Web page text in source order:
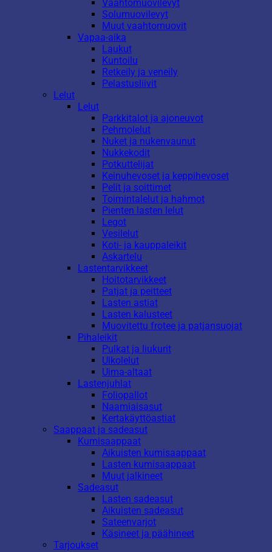
Vaahtomuovilevyt
Solumuovilevyt
Muut vaahtomuovit
Vapaa-aika
Laukut
Kuntoilu
Retkeily ja veneily
Pelastusliivit
Lelut
Lelut
Parkkitalot ja ajoneuvot
Pehmolelut
Nuket ja nukenvaunut
Nukkekodit
Potkuttelijat
Keinuhevoset ja keppihevoset
Pelit ja soittimet
Toimintalelut ja hahmot
Pienten lasten lelut
Legot
Vesilelut
Koti- ja kauppaleikit
Askartelu
Lastentarvikkeet
Hoitotarvikkeet
Patjat ja peitteet
Lasten astiat
Lasten kalusteet
Muovitettu frotee ja patjansuojat
Pihaleikit
Pulkat ja liukurit
Ulkolelut
Uima-altaat
Lastenjuhlat
Foliopallot
Naamiaisasut
Kertakäyttöastiat
Saappaat ja sadeasut
Kumisaappaat
Aikuisten kumisaappaat
Lasten kumisaappaat
Muut jalkineet
Sadeasut
Lasten sadeasut
Aikuisten sadeasut
Sateenvarjot
Käsineet ja päähineet
Tarjoukset